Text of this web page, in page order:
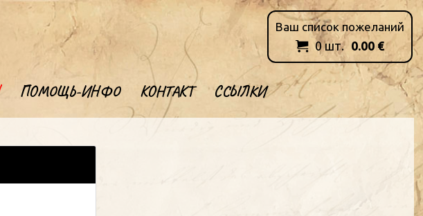
ПОМОЩЬ-ИНФО КОНТАКТ ССЫЛКИ
Ваш список пожеланий
 0шт. 0.00 €